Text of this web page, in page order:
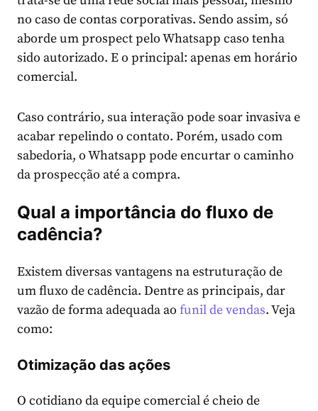
no caso de contas corporativas. Sendo assim, só
aborde um prospect pelo Whatsapp caso tenha
sido autorizado. E o principal: apenas em horário
comercial.
Caso contrário, sua interação pode soar invasiva e
acabar repelindo o contato. Porém, usado com
sabedoria, o Whatsapp pode encurtar o caminho
da prospecção até a compra.
Qual a importância do fluxo de
cadência?
Existem diversas vantagens na estruturação de
um fluxo de cadência. Dentre as principais, dar
vazão de forma adequada ao funil de vendas. Veja
como:
Otimização das ações
O cotidiano da equipe comercial é cheio de